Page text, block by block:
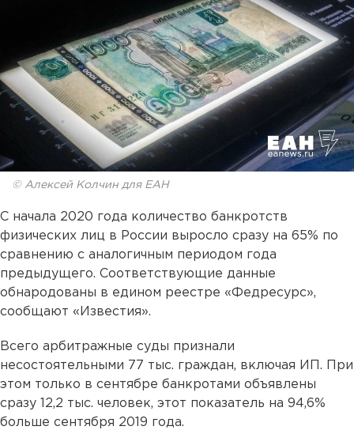
© Алексей Колчин для ЕАН
C начала 2020 года количество банкротств
физических лиц в России выросло сразу на 65% по
сравнению с аналогичным периодом года
предыдущего. Соответствующие данные
обнародованы в едином реестре «Федресурс»,
сообщают «Известия».
Всего арбитражные суды признали
несостоятельными 77 тыс. граждан, включая ИП. При
этом только в сентябре банкротами объявлены
сразу 12,2 тыс. человек, этот показатель на 94,6%
больше сентября 2019 года.